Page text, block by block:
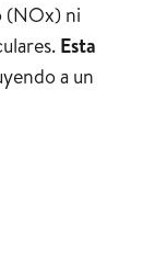
(NOx) ni
Esta
a un